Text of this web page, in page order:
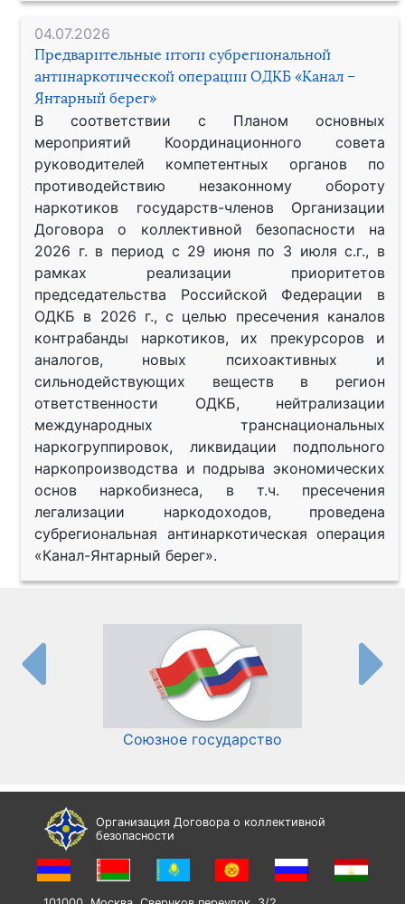
04.07.2026
Предварительные итоги субрегиональной
антинаркотической операции ОДКБ «Канал –
Янтарный берег»
В соответствии с Планом основных
мероприятий Координационного совета
руководителей компетентных органов по
противодействию незаконному обороту
наркотиков государств-членов Организации
Договора о коллективной безопасности на
2026 г. в период с 29 июня по 3 июля с.г., в
рамках реализации приоритетов
председательства Российской Федерации в
ОДКБ в 2026 г., с целью пресечения каналов
контрабанды наркотиков, их прекурсоров и
аналогов, новых психоактивных и
сильнодействующих веществ в регион
ответственности ОДКБ, нейтрализации
международных транснациональных
наркогруппировок, ликвидации подпольного
наркопроизводства и подрыва экономических
основ наркобизнеса, в т.ч. пресечения
легализации наркодоходов, проведена
субрегиональная антинаркотическая операция
«Канал-Янтарный берег».
Союзное государство
Организация Договора о коллективной
безопасности